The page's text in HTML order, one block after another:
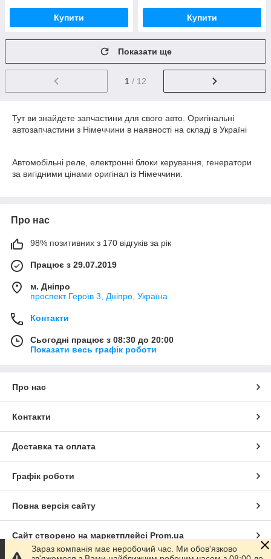
Купити Купити
Показати ще
1 / 12
Тут ви знайдете запчастини для свого авто. Оригінальні
автозапчастини з Німеччини в наявності на складі в Україні
Автомобільні реле, електронні блоки керування, генератори
за вигідними цінами оригінал із Німеччини.
Про нас
98% позитивних з 170 відгуків за рік
Працює з 29.07.2019
м. Дніпро
проспект Героїв 3, Дніпро, Україна
Контакти
Сьогодні працює з 08:30 до 20:00
Показати весь графік роботи
Про нас
Контакти
Доставка та оплата
Графік роботи
Повна версія сайту
Сайт створено на маркетплейсі Prom.ua
Зараз компанія має неробочий час. Ми обов'язково